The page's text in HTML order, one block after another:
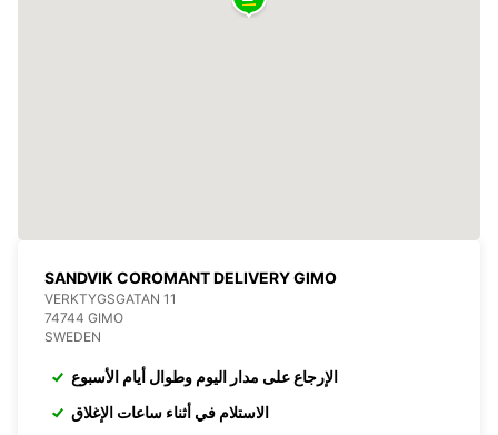
SANDVIK COROMANT DELIVERY GIMO
VERKTYGSGATAN 11
74744 GIMO
SWEDEN
الإرجاع على مدار اليوم وطوال أيام الأسبوع
الاستلام في أثناء ساعات الإغلاق